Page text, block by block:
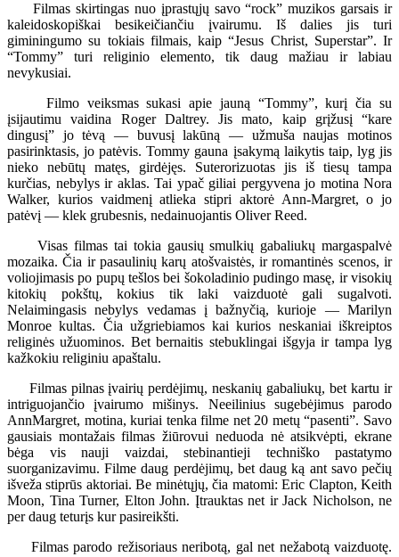
Filmas skirtingas nuo įprastųjų savo “rock” muzikos garsais ir
kaleidoskopiškai besikeičiančiu įvairumu. Iš dalies jis turi
giminingumo su tokiais filmais, kaip “Jesus Christ, Superstar”. Ir
“Tommy” turi religinio elemento, tik daug mažiau ir labiau
nevykusiai.
Filmo veiksmas sukasi apie jauną “Tommy”, kurį čia su
įsijautimu vaidina Roger Daltrey. Jis mato, kaip grįžusį “kare
dingusį” jo tėvą — buvusį lakūną — užmuša naujas motinos
pasirinktasis, jo patėvis. Tommy gauna įsakymą laikytis taip, lyg jis
nieko nebūtų matęs, girdėjęs. Suterorizuotas jis iš tiesų tampa
kurčias, nebylys ir aklas. Tai ypač giliai pergyvena jo motina Nora
Walker, kurios vaidmenį atlieka stipri aktorė Ann-Margret, o jo
patėvį — klek grubesnis, nedainuojantis Oliver Reed.
Visas filmas tai tokia gausių smulkių gabaliukų margaspalvė
mozaika. Čia ir pasaulinių karų atošvaistės, ir romantinės scenos, ir
voliojimasis po pupų tešlos bei šokoladinio pudingo masę, ir visokių
kitokių pokštų, kokius tik laki vaizduotė gali sugalvoti.
Nelaimingasis nebylys vedamas į bažnyčią, kurioje — Marilyn
Monroe kultas. Čia užgriebiamos kai kurios neskaniai iškreiptos
religinės užuominos. Bet bernaitis stebuklingai išgyja ir tampa lyg
kažkokiu religiniu apaštalu.
Filmas pilnas įvairių perdėjimų, neskanių gabaliukų, bet kartu ir
intriguojančio įvairumo mišinys. Neeilinius sugebėjimus parodo
AnnMargret, motina, kuriai tenka filme net 20 metų “pasenti”. Savo
gausiais montažais filmas žiūrovui neduoda nė atsikvėpti, ekrane
bėga vis nauji vaizdai, stebinantieji techniško pastatymo
suorganizavimu. Filme daug perdėjimų, bet daug ką ant savo pečių
išveža stiprūs aktoriai. Be minėtųjų, čia matomi: Eric Clapton, Keith
Moon, Tina Turner, Elton John. Įtrauktas net ir Jack Nicholson, ne
per daug teturįs kur pasireikšti.
Filmas parodo režisoriaus neribotą, gal net nežabotą vaizduotę.